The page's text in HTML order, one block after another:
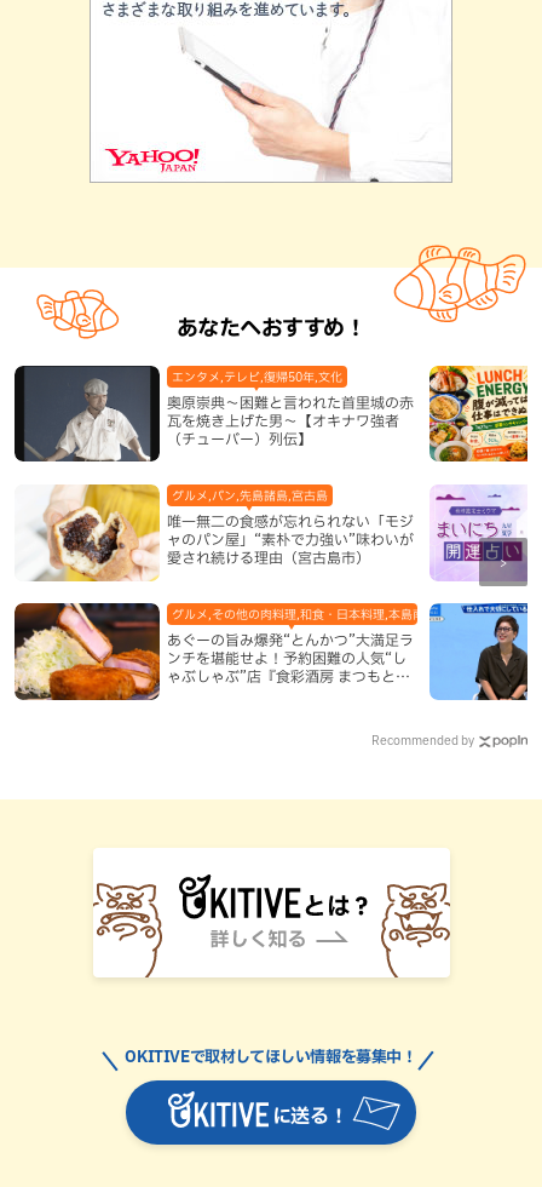
あなたへおすすめ！
奥原崇典～困難と言われた首里城の赤
瓦を焼き上げた男～【オキナワ強者
（チューバー）列伝】
エンタメ,テレビ,復帰50年,文化
唯一無二の食感が忘れられない「モジ
ャのパン屋」“素朴で力強い”味わいが
愛され続ける理由（宮古島市）
グルメ,パン,先島諸島,宮古島
あぐーの旨み爆発“とんかつ”大満足ラ
ンチを堪能せよ！予約困難の人気“し
ゃぶしゃぶ”店『食彩酒房 まつもと』
グルメ,その他の肉料理,和食・日本料理,本島南部,那覇市
Recommended by
に送る！
OKITIVEで取材してほしい情報を募集中！